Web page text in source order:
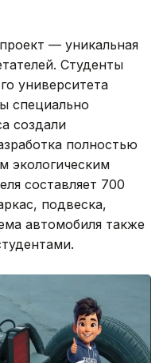
— уникальная
Студенты
университета
специально
создали
полностью
экологическим
составляет 700
подвеска,
автомобиля также